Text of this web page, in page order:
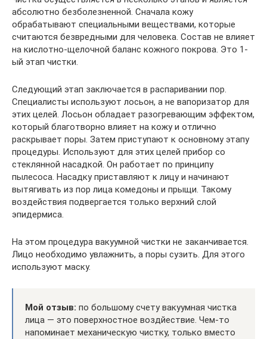
абсолютно безболезненной. Сначала кожу
обрабатывают специальными веществами, которые
считаются безвредными для человека. Состав не влияет
на кислотно-щелочной баланс кожного покрова. Это 1-
ый этап чистки.
Следующий этап заключается в распаривании пор.
Специалисты используют лосьон, а не вапоризатор для
этих целей. Лосьон обладает разогревающим эффектом,
который благотворно влияет на кожу и отлично
раскрывает поры. Затем приступают к основному этапу
процедуры. Используют для этих целей прибор со
стеклянной насадкой. Он работает по принципу
пылесоса. Насадку приставляют к лицу и начинают
вытягивать из пор лица комедоны и прыщи. Такому
воздействия подвергается только верхний слой
эпидермиса.
На этом процедура вакуумной чистки не заканчивается.
Лицо необходимо увлажнить, а поры сузить. Для этого
используют маску.
Мой отзыв: по большому счету вакуумная чистка
лица — это поверхностное воздйествие. Чем-то
напоминает механическую чистку, только вместо